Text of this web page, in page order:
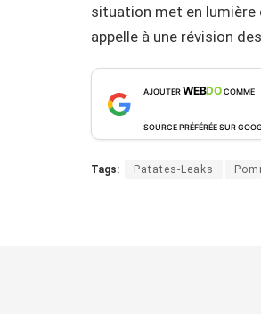
situation met en
appelle à une révision
AJOUTERWEBDOCOMME
SOURCE PRÉFÉRÉE SUR
Tags: Patates-Leaks